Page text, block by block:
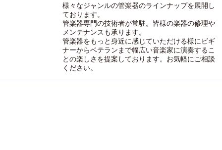
様々なジャンルの管楽器のラインナップを展開し
ております。
管楽器専門の技術者が常駐。皆様の楽器の修理や
メンテナンスも承ります。
管楽器をもっと身近に感じていただける様にビギ
ナーからベテランまで幅広い音楽家に演奏するこ
との楽しさを提案しております。お気軽にご相談
ください。